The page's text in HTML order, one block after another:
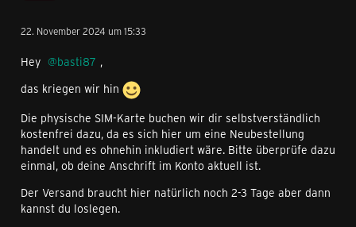
22. November 2024 um 15:33
Hey basti87 ,
das kriegen wir hin
Die physische SIM-Karte buchen wir dir selbstverständlich
kostenfrei dazu, da es sich hier um eine Neubestellung
handelt und es ohnehin inkludiert wäre. Bitte überprüfe dazu
einmal, ob deine Anschrift im Konto aktuell ist.
Der Versand braucht hier natürlich noch 2-3 Tage aber dann
kannst du loslegen.